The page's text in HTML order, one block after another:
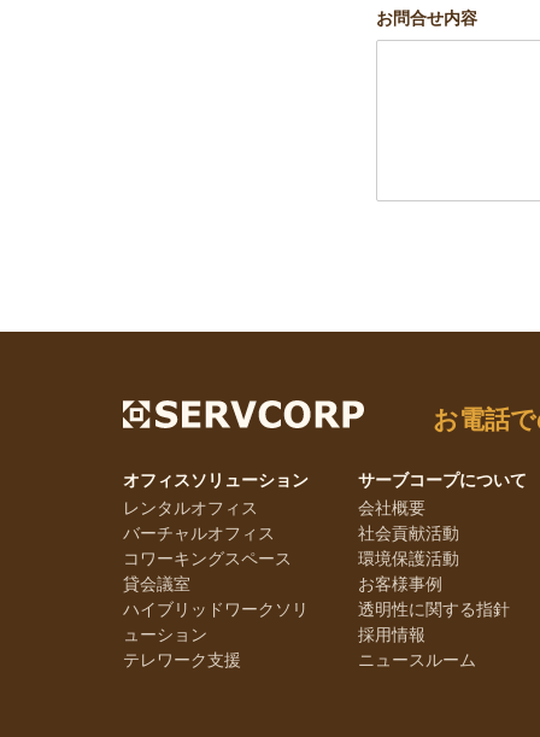
お問合せ内容
お電話
オフィスソリューション
レンタルオフィス
バーチャルオフィス
コワーキングスペース
貸会議室
ハイブリッドワークソリ
ューション
テレワーク支援
サーブコープについて
会社概要
社会貢献活動
環境保護活動
お客様事例
透明性に関する指針
採用情報
ニュースルーム